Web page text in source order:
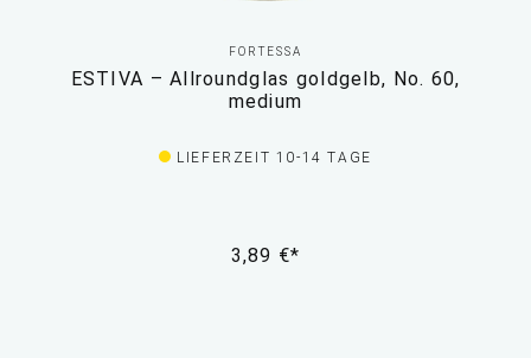
FORTESSA
ESTIVA – Allroundglas goldgelb, No. 60,
medium
LIEFERZEIT 10-14 TAGE
3,89 €*